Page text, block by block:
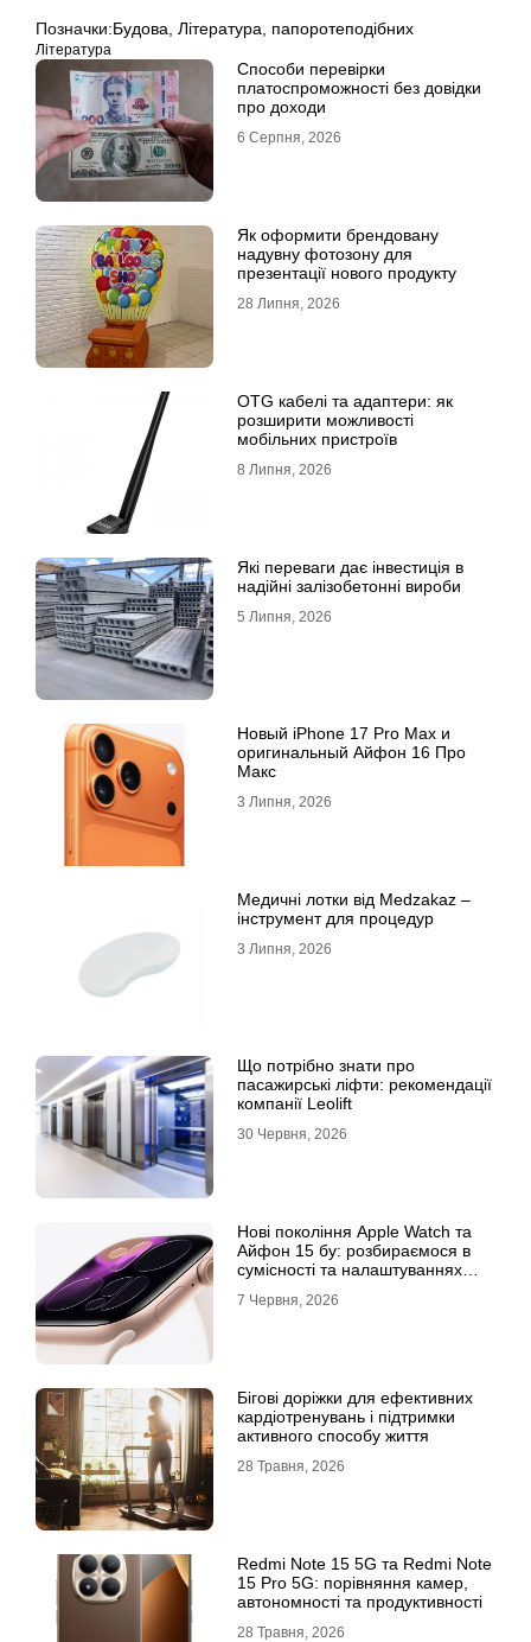
Позначки:Будова Література папоротеподібних
Література
Способи перевірки
платоспроможності без довідки
про доходи
6 Серпня, 2026
Як оформити брендовану
надувну фотозону для
презентації нового продукту
28 Липня, 2026
OTG кабелі та адаптери: як
розширити можливості
мобільних пристроїв
8 Липня, 2026
Які переваги дає інвестиція в
надійні залізобетонні вироби
5 Липня, 2026
Новый iPhone 17 Pro Max и
оригинальный Айфон 16 Про
Макс
3 Липня, 2026
Медичні лотки від Medzakaz –
інструмент для процедур
3 Липня, 2026
Що потрібно знати про
пасажирські ліфти: рекомендації
компанії Leolift
30 Червня, 2026
Нові покоління Apple Watch та
Айфон 15 бу: розбираємося в
сумісності та налаштуваннях
7 Червня, 2026
Бігові доріжки для ефективних
кардіотренувань і підтримки
активного способу життя
28 Травня, 2026
Redmi Note 15 5G та Redmi Note
15 Pro 5G: порівняння камер,
автономності та продуктивності
28 Травня, 2026